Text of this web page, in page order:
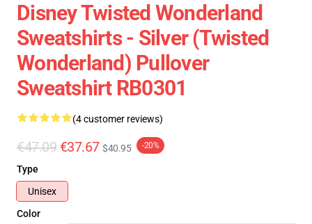
Disney Twisted Wonderland
Sweatshirts - Silver (Twisted
Wonderland) Pullover
Sweatshirt RB0301
(4 customer reviews)
€47.09 €37.67 $40.95 -20%
Type
Unisex
Color